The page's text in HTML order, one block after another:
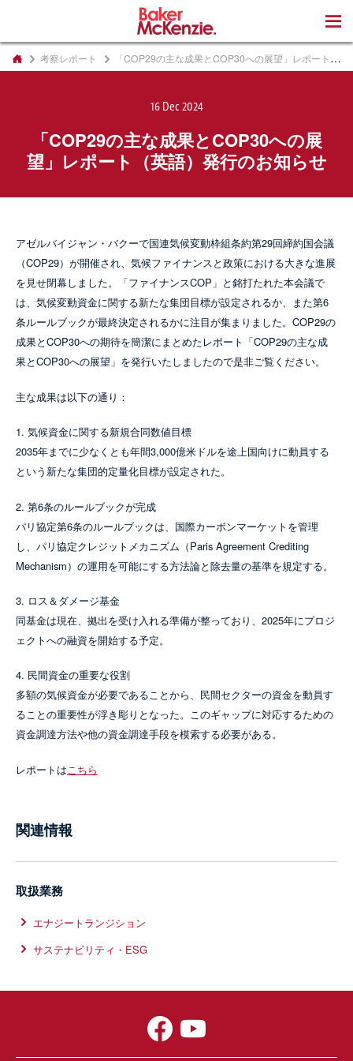
考察レポート 「COP29の主な成果とCOP30への展望」レポート（英語）発行のお知らせ
16 Dec 2024
「COP29の主な成果とCOP30への展
望」レポート（英語）発行のお知らせ
アゼルバイジャン・バクーで国連気候変動枠組条約第29回締約国会議
（COP29）が開催され、気候ファイナンスと政策における大きな進展
を見せ閉幕しました。「ファイナンスCOP」と銘打たれた本会議で
は、気候変動資金に関する新たな集団目標が設定されるか、また第6
条ルールブックが最終決定されるかに注目が集まりました。COP29の
成果とCOP30への期待を簡潔にまとめたレポート「COP29の主な成
果とCOP30への展望」を発行いたしましたので是非ご覧ください。
主な成果は以下の通り：
1. 気候資金に関する新規合同数値目標
2035年までに少なくとも年間3,000億米ドルを途上国向けに動員する
という新たな集団的定量化目標が設定された。
2. 第6条のルールブックが完成
パリ協定第6条のルールブックは、国際カーボンマーケットを管理
し、パリ協定クレジットメカニズム（Paris Agreement Crediting
Mechanism）の運用を可能にする方法論と除去量の基準を規定する。
3. ロス＆ダメージ基金
同基金は現在、拠出を受け入れる準備が整っており、2025年にプロジ
ェクトへの融資を開始する予定。
4. 民間資金の重要な役割
多額の気候資金が必要であることから、民間セクターの資金を動員す
ることの重要性が浮き彫りとなった。このギャップに対応するための
資金調達方法や他の資金調達手段を模索する必要がある。
レポートはこちら
関連情報
取扱業務
エナジートランジション
サステナビリティ・ESG